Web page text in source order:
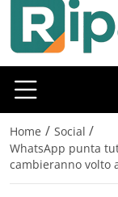
Home / Social /
WhatsApp punta
cambieranno volto